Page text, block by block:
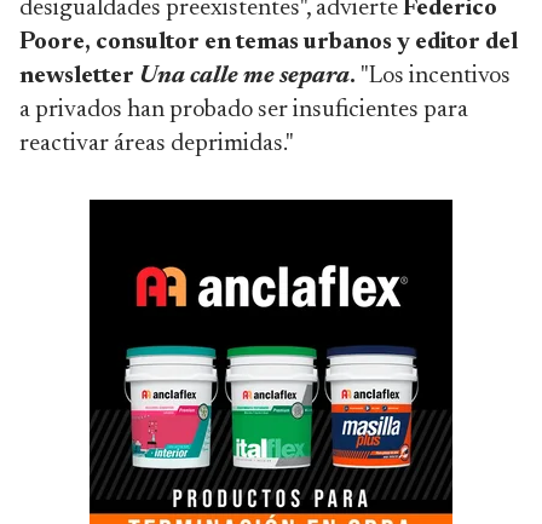
desigualdades preexistentes", advierte Federico
Poore, consultor en temas urbanos y editor del
newsletter Una calle me separa. "Los incentivos
a privados han probado ser insuficientes para
reactivar áreas deprimidas."